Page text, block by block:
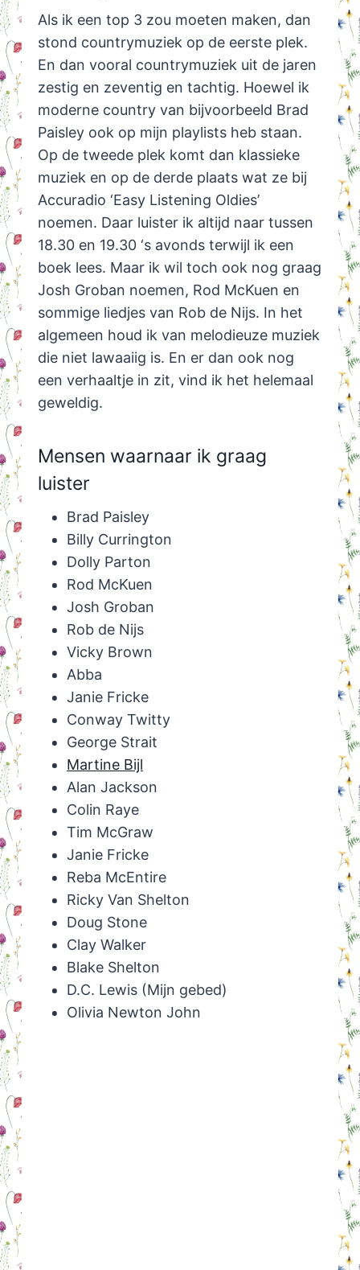
Als ik een top 3 zou moeten maken, dan
stond countrymuziek op de eerste plek.
En dan vooral countrymuziek uit de jaren
zestig en zeventig en tachtig. Hoewel ik
moderne country van bijvoorbeeld Brad
Paisley ook op mijn playlists heb staan.
Op de tweede plek komt dan klassieke
muziek en op de derde plaats wat ze bij
Accuradio ‘Easy Listening Oldies’
noemen. Daar luister ik altijd naar tussen
18.30 en 19.30 ‘s avonds terwijl ik een
boek lees. Maar ik wil toch ook nog graag
Josh Groban noemen, Rod McKuen en
sommige liedjes van Rob de Nijs. In het
algemeen houd ik van melodieuze muziek
die niet lawaaiig is. En er dan ook nog
een verhaaltje in zit, vind ik het helemaal
geweldig.
Mensen waarnaar ik graag
luister
Brad Paisley
Billy Currington
Dolly Parton
Rod McKuen
Josh Groban
Rob de Nijs
Vicky Brown
Abba
Janie Fricke
Conway Twitty
George Strait
Martine Bijl
Alan Jackson
Colin Raye
Tim McGraw
Janie Fricke
Reba McEntire
Ricky Van Shelton
Doug Stone
Clay Walker
Blake Shelton
D.C. Lewis (Mijn gebed)
Olivia Newton John